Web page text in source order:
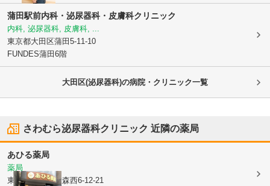
蒲田駅前内科・泌尿器科・皮膚科クリニック
内科, 泌尿器科, 皮膚科, ...
東京都大田区蒲田5-11-10
FUNDES蒲田6階
大田区(泌尿器科)の病院・クリニック一覧
さわむら泌尿器科クリニック 近隣の薬局
あひる薬局
薬局
東京都大田区大森西6-12-21